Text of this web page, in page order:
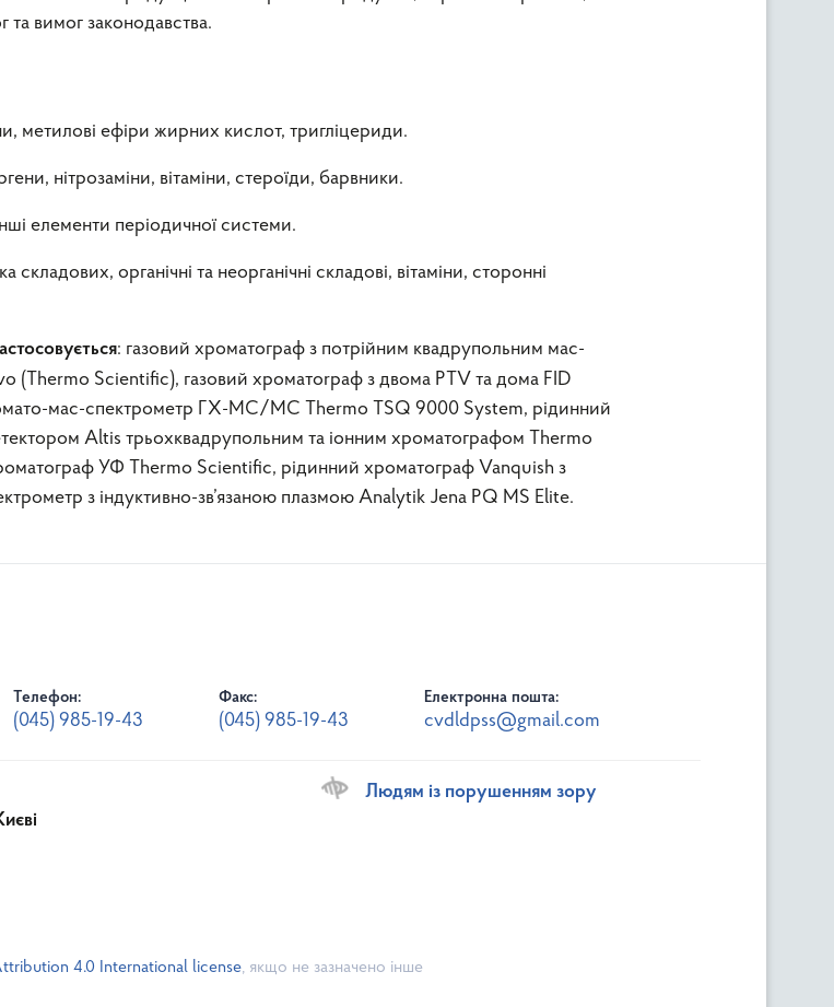
та вимог законодавства.
метилові ефіри жирних кислот, тригліцериди.
нітрозаміни, вітаміни, стероїди, барвники.
елементи періодичної системи.
складових, органічні та неорганічні складові, вітаміни, сторонні
: газовий хроматограф з потрійним квадрупольним мас-
Scientific), газовий хроматоrраф з двома PTV та дома FID
мас-спектрометр ГХ-МС/МС Thermo TSQ 9000 System, рідинний
Altis трьохквадрупольним та іонним хроматографом Thermo
УФ Thermo Scientific, рідинний хроматограф Vanquish з
з індуктивно-зв’язаною плазмою Analytik Jena PQ MS Elite.
Телефон:
(045) 985-19-43
Факс:
(045) 985-19-43
Електронна пошта:
cvdldpss@gmail.com
Людям із порушенням зору
4.0 International license, якщо не зазначено інше